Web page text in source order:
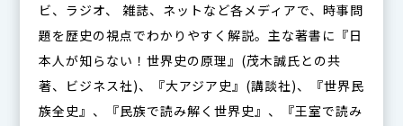
ビ、ラジオ、 雑誌、ネットなど各メディアで、時事問
題を歴史の視点でわかりやすく解説。主な著書に『日
本人が知らない！世界史の原理』(茂木誠氏との共
著、ビジネス社)、『大アジア史』(講談社)、『世界民
族全史』、『民族で読み解く世界史』、『王室で読み